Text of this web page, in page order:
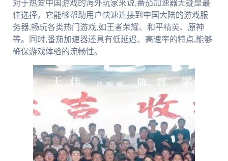
对于热爱中国游戏的海外玩家来说,番茄加速器无疑是最
佳选择。它能够帮助用户快速连接到中国大陆的游戏服
务器,畅玩各类热门游戏,如王者荣耀、和平精英、原神
等。同时,番茄加速器还具有低延迟、高速率的特点,能够
确保游戏体验的流畅性。